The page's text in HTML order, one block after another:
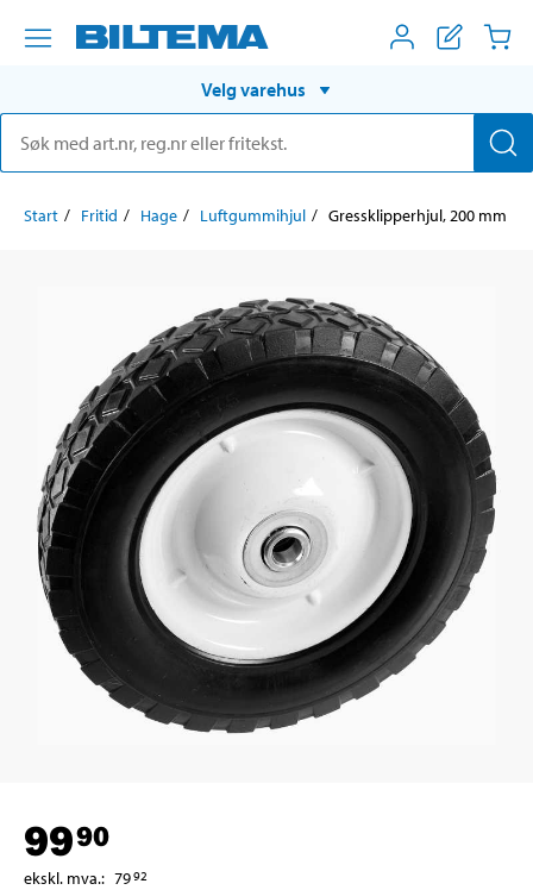
Velg varehus
Start Fritid Hage Luftgummihjul Gressklipperhjul, 200 mm
9990
ekskl. mva.: 7992